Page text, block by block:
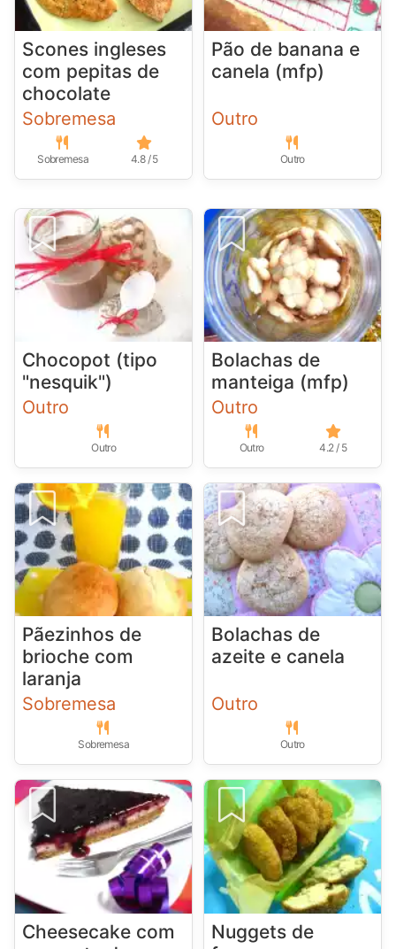
Scones ingleses
com pepitas de
chocolate
Sobremesa
Sobremesa 4.8 / 5
Pão de banana e
canela (mfp)
Outro
Outro
Chocopot (tipo
"nesquik")
Outro
Outro
Bolachas de
manteiga (mfp)
Outro
Outro 4.2 / 5
Pãezinhos de
brioche com
laranja
Sobremesa
Sobremesa
Bolachas de
azeite e canela
Outro
Outro
Cheesecake com
Nuggets de